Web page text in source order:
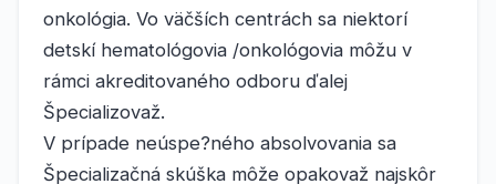
onkológia. Vo väčších centrách sa niektorí
detskí hematológovia /onkológovia môžu v
rámci akreditovaného odboru ďalej
Špecializovaž.
V prípade neúspe?ného absolvovania sa
Špecializačná skúška môže opakovaž najskôr